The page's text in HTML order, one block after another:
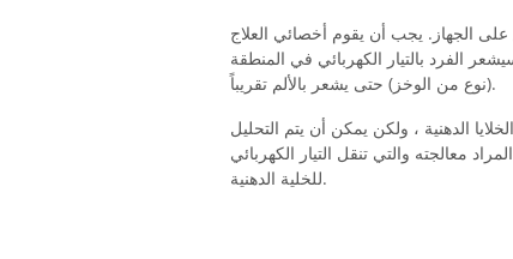
، مع مسافة أقل من 5 سم ، وتعلق على الجهاز. يجب أن يقوم أخصائي العلاج
الفرد بالتيار الكهربائي في المنطقة
(نوع من الوخز) حتى يشعر بالألم تقريباً.
الدهنية ، ولكن يمكن أن يتم التحليل
معالجته والتي تنقل التيار الكهربائي
للخلية الدهنية.